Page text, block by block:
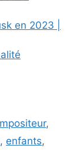
en 2023 |
,
, enfants,